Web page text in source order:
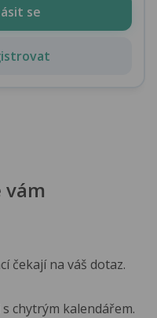
se
vám
čekají na váš dotaz.
chytrým kalendářem.